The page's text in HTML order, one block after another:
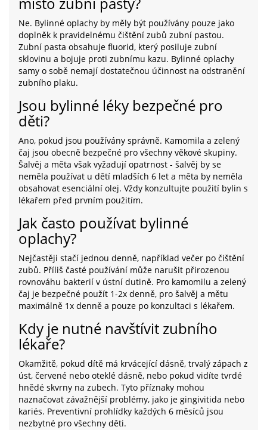
Ne. Bylinné oplachy by měly být používány pouze jako
doplněk k pravidelnému čištění zubů zubní pastou.
Zubní pasta obsahuje fluorid, který posiluje zubní
sklovinu a bojuje proti zubnímu kazu. Bylinné oplachy
samy o sobě nemají dostatečnou účinnost na odstranění
zubního plaku.
Jsou bylinné léky bezpečné pro
děti?
Ano, pokud jsou používány správně. Kamomila a zelený
čaj jsou obecně bezpečné pro všechny věkové skupiny.
Šalvěj a měta však vyžadují opatrnost - šalvěj by se
neměla používat u dětí mladších 6 let a měta by neměla
obsahovat esenciální olej. Vždy konzultujte použití bylin s
lékařem před prvním použitím.
Jak často používat bylinné
oplachy?
Nejčastěji stačí jednou denně, například večer po čištění
zubů. Příliš časté používání může narušit přirozenou
rovnováhu bakterií v ústní dutině. Pro kamomilu a zelený
čaj je bezpečné použít 1-2x denně, pro šalvěj a mětu
maximálně 1x denně a pouze po konzultaci s lékařem.
Kdy je nutné navštívit zubního
lékaře?
Okamžitě, pokud dítě má krvácející dásně, trvalý zápach z
úst, červené nebo oteklé dásně, nebo pokud vidíte tvrdé
hnědé skvrny na zubech. Tyto příznaky mohou
naznačovat závažnější problémy, jako je gingivitida nebo
kariés. Preventivní prohlídky každých 6 měsíců jsou
nezbytné pro všechny děti.